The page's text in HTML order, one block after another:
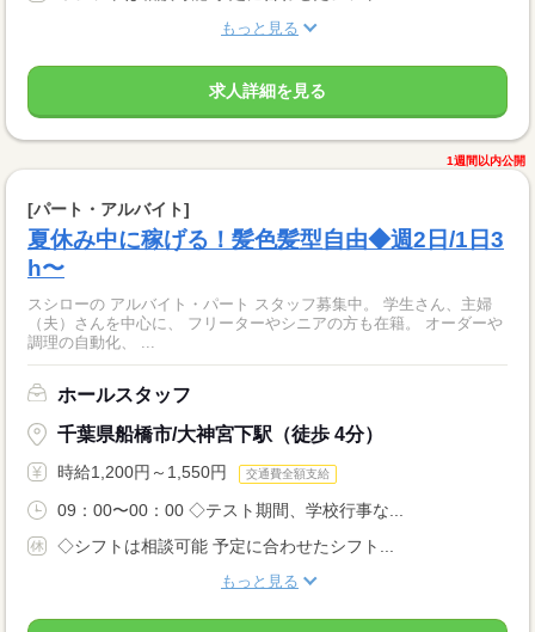
もっと見る
求人詳細を見る
1週間以内公開
[パート・アルバイト]
夏休み中に稼げる！髪色髪型自由◆週2日/1日3
h〜
スシローの アルバイト・パート スタッフ募集中。 学生さん、主婦
（夫）さんを中心に、 フリーターやシニアの方も在籍。 オーダーや
調理の自動化、 ...
ホールスタッフ
千葉県船橋市/大神宮下駅（徒歩 4分）
時給1,200円～1,550円 交通費全額支給
09：00〜00：00 ◇テスト期間、学校行事な...
◇シフトは相談可能 予定に合わせたシフト...
もっと見る